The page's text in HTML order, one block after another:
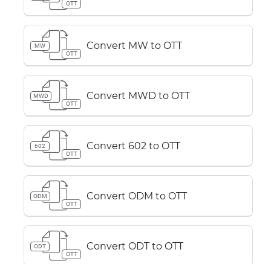
OTT
MW
OTT
Convert MW to OTT
MWD
OTT
Convert MWD to OTT
602
OTT
Convert 602 to OTT
ODM
OTT
Convert ODM to OTT
ODT
OTT
Convert ODT to OTT